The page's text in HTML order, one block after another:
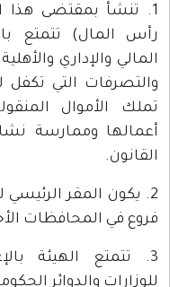
1. تنشأ بمقتضى
رأس المال) تتمتع
المالي والإداري
والتصرفات التي
تملك الأموال
أعمالها وممارسة
القانون.
2. يكون المقر
فروع في المحافظات
3. تتمتع الهيئة
للوزارات والدوائر